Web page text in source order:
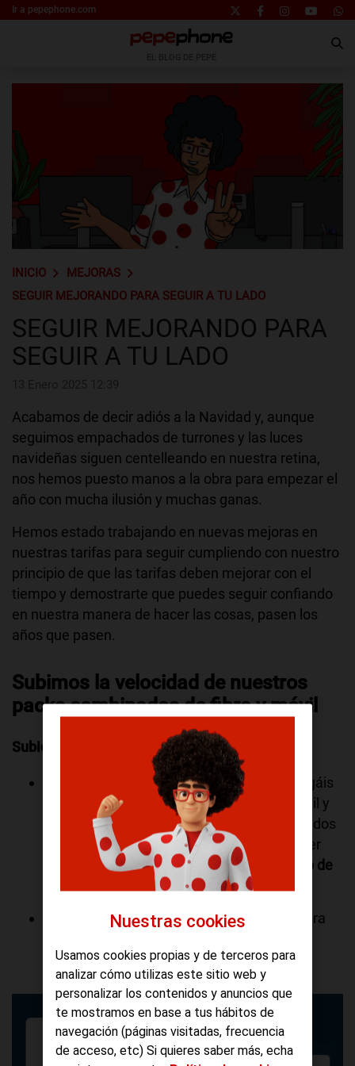
Ir a pepephone.com
INICIO
MEJORAS
SEGUIR MEJORANDO PARA SEGUIR A TU LADO
SEGUIR MEJORANDO PARA
SEGUIR A TU LADO
Acabamos de decir adiós a la Navidad y, aunque
seguimos empachados de turrones y las luces
navideñas siguen centelleando en nuestra retina,
nos hemos puesto manos a la obra para empezar el
año con mucha ilusión y muchas ganas.
Hemos estado trabajando en nuevas mejoras en
nuestras tarifas para seguir cumpliendo con nuestro
principio de que las tarifas deben mejorar con el
tiempo y demostrarte que puedes seguir confiando
en nuestra manera de hacer las cosas, pasen los
años que pasen.
Subimos la velocidad de nuestros
packs combinados de fibra y móvil
Subida de 800Mb a 1Gb
A partir de ahora aquellos clientes que tengáis
la tarifa de Fibra 800Mb + 199GB en el móvil y
alguna de nuestras plataformas de contenidos
disponibles (Netflix, Prime y Max o cualquier
combinación de ellas) pasaréis a tener
1Gb de
velocidad de fibra.
Los clientes que contéis con la tarifa de Fibra
pasaréis a tener 1Gb de velocidad de fibra.
Nuestras cookies
Usamos cookies propias y de terceros para
analizar cómo utilizas este sitio web y
personalizar los contenidos y anuncios que
te mostramos en base a tus hábitos de
navegación (páginas visitadas, frecuencia
de acceso, etc) Si quieres saber más, echa